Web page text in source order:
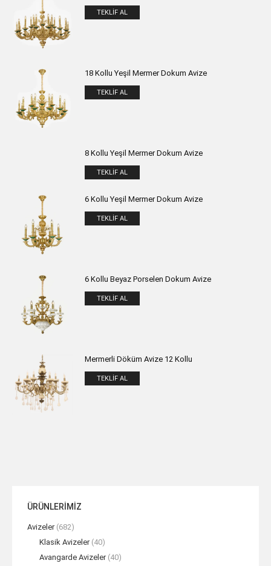
TEKLIF AL
18 Kollu Yeşil Mermer Dokum Avize
TEKLIF AL
8 Kollu Yeşil Mermer Dokum Avize
TEKLIF AL
6 Kollu Yeşil Mermer Dokum Avize
TEKLIF AL
6 Kollu Beyaz Porselen Dokum Avize
TEKLIF AL
Mermerli Döküm Avize 12 Kollu
TEKLIF AL
ÜRÜNLERİMİZ
Avizeler (682)
Klasik Avizeler (40)
Avangarde Avizeler (40)